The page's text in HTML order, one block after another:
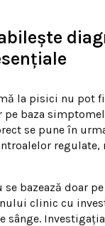
la pisici nu pot
pe baza
se pune în
regulate,
se bazează doar
clinic cu
sânge.